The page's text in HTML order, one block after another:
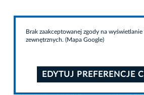
Brak zaakceptowanej zgody na
zewnętrznych. (Mapa Google)
EDYTUJ PREFERENCJE